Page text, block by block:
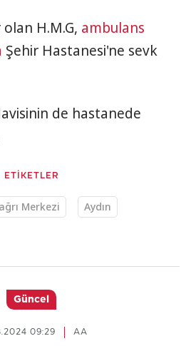
H.M.G, ambulans
Şehir Hastanesi'ne sevk
de hastanede
ETİKETLER
Merkezi Aydın
Güncel
AA
09:29